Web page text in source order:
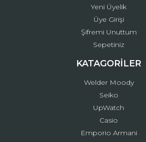
Yeni Üyelik
Üye Girişi
Şifremi Unuttum
Sepetiniz
KATAGORİLER
Welder Moody
Seiko
UpWatch
Casio
Emporio Armani